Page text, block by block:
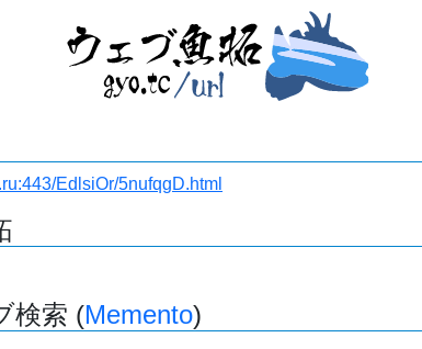
EdlsiOr/5nufqgD.html
検索 (Memento)